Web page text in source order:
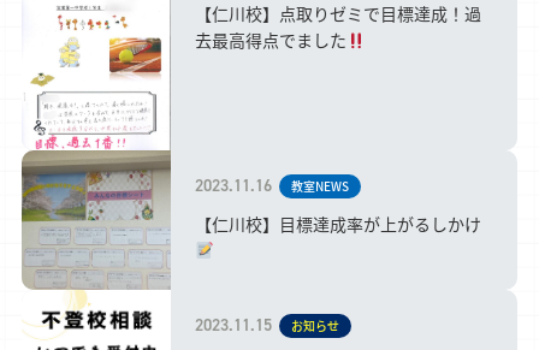
【仁川校】点取りゼミで目標達成！過
去最高得点でました
2023.11.16 教室NEWS
【仁川校】目標達成率が上がるしかけ
2023.11.15 お知らせ